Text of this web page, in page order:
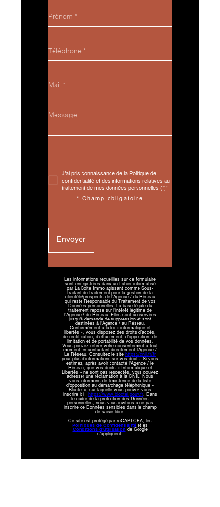
Prénom
*
Téléphone
*
E-
mail
*Message
J'ai pris connaissance de la Politique de
confidentialité et des informations relatives au
traitement de mes données personnelles (*)*
* Champ obligatoire
Envoyer
Les informations recueillies sur ce formulaire
sont enregistrées dans un fichier informatisé
par La Boite Immo agissant comme Sous-
traitant du traitement pour la gestion de la
clientèle/prospects de l'Agence / du Réseau
qui reste Responsable du Traitement de vos
Données personnelles. La base légale du
traitement repose sur l'intérêt légitime de
l'Agence / du Réseau. Elles sont conservées
jusqu'à demande de suppression et sont
destinées à l'Agence / au Réseau.
Conformément à la loi « informatique et
libertés », vous disposez des droits d’accès,
de rectification, d’effacement, d’opposition, de
limitation et de portabilité de vos données.
Vous pouvez retirer votre consentement à tout
moment en contactant directement l’Agence /
Le Réseau. Consultez le site https://cnil.fr/fr
pour plus d’informations sur vos droits. Si vous
estimez, après avoir contacté l'Agence / le
Réseau, que vos droits « Informatique et
Libertés » ne sont pas respectés, vous pouvez
adresser une réclamation à la CNIL. Nous
vous informons de l’existence de la liste
d'opposition au démarchage téléphonique «
Bloctel », sur laquelle vous pouvez vous
inscrire ici : https://www.bloctel.gouv.fr. Dans
le cadre de la protection des Données
personnelles, nous vous invitons à ne pas
inscrire de Données sensibles dans le champ
de saisie libre.
Ce site est protégé par reCAPTCHA, les
Politiques de Confidentialité et es
Conditions d'utilisation de Google
s'appliquent.